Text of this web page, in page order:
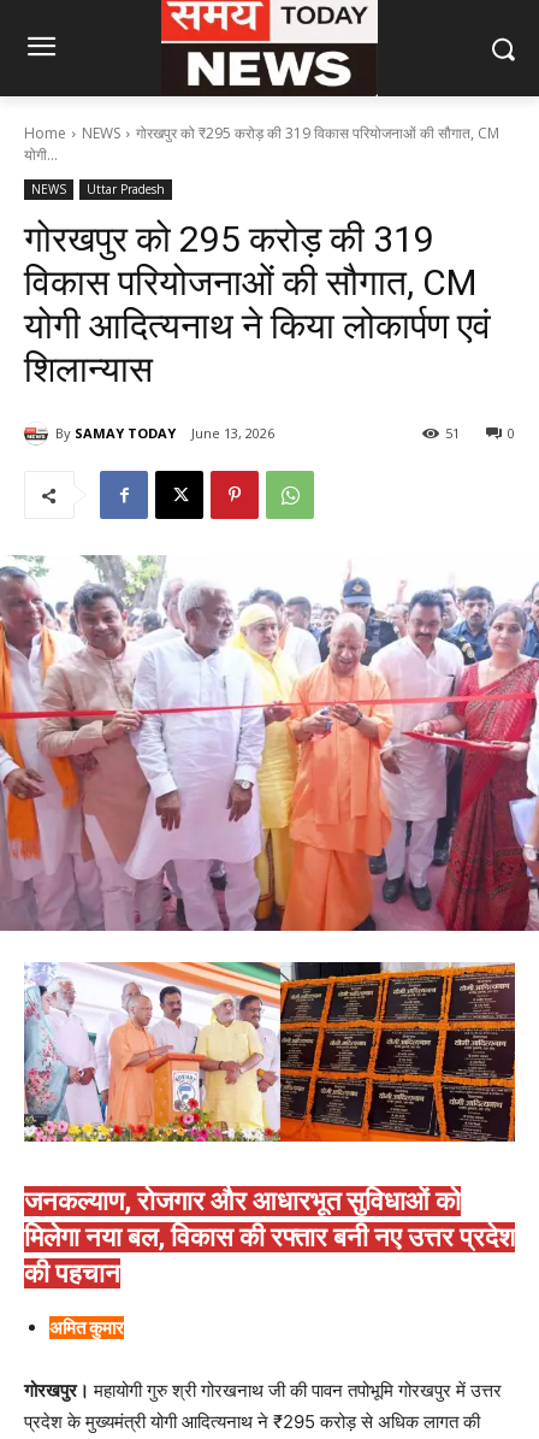
Home NEWS
गोरखपुर को ₹295 करोड़ की 319 विकास परियोजनाओं की सौगात, CM
योगी...
NEWS Uttar Pradesh
गोरखपुर को ₹295 करोड़ की 319
विकास परियोजनाओं की सौगात, CM
योगी आदित्यनाथ ने किया लोकार्पण एवं
शिलान्यास
By SAMAY TODAY June 13, 2026 0
51
जनकल्याण, रोजगार और आधारभूत सुविधाओं को
मिलेगा नया बल, विकास की रफ्तार बनी नए उत्तर प्रदेश
की पहचान
अमित कुमार
गोरखपुर। महायोगी गुरु श्री गोरखनाथ जी की पावन तपोभूमि गोरखपुर में उत्तर
प्रदेश के मुख्यमंत्री योगी आदित्यनाथ ने ₹295 करोड़ से अधिक लागत की